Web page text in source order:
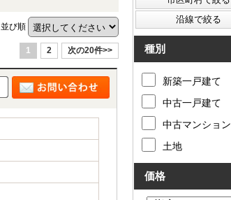
並び順
1 2 次の20件>> 種別
新築一戸建て
中古一戸建て
中古マンション
土地
価格